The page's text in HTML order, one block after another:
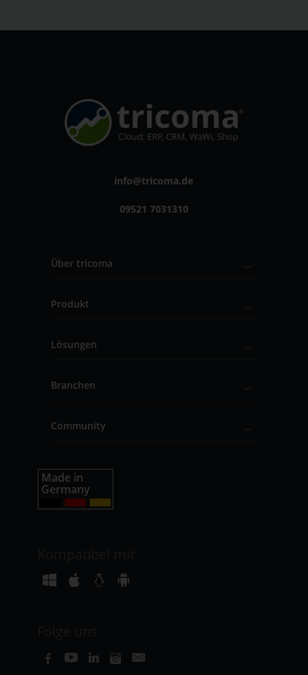
info@tricoma.de
09521 7031310
Über tricoma
Produkt
Lösungen
Branchen
Community